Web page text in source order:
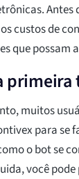
Antes
custos de
que possam
primeira
muitos
para se
o bot se
você